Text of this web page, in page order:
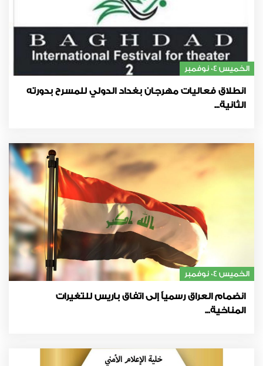
الخميس 04 نوفمبر
انطلاق فعاليات مهرجان بغداد الدولي للمسرح بدورته
الثانية...
الخميس 04 نوفمبر
انضمام العراق رسمياً إلى اتفاق باريس للتغيرات
المناخية...